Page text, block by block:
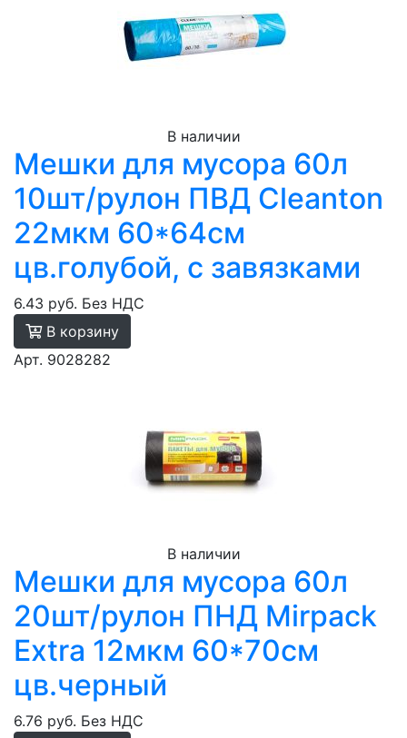
В наличии
Мешки для мусора 60л
10шт/рулон ПВД Cleanton
22мкм 60*64см
цв.голубой, с завязками
6.43 руб. Без НДС
В корзину
Арт. 9028282
В наличии
Мешки для мусора 60л
20шт/рулон ПНД Mirpack
Extra 12мкм 60*70см
цв.черный
6.76 руб. Без НДС